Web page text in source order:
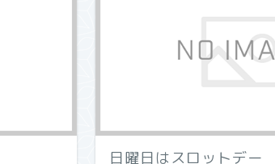
日曜日はスロットデー